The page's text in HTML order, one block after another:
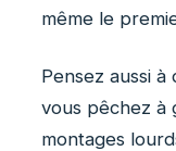
même le
Pensez aussi
vous pêchez à
montages